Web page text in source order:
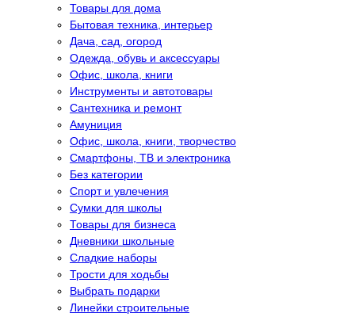
Товары для дома
Бытовая техника, интерьер
Дача, сад, огород
Одежда, обувь и аксессуары
Офис, школа, книги
Инструменты и автотовары
Сантехника и ремонт
Амуниция
Офис, школа, книги, творчество
Смартфоны, ТВ и электроника
Без категории
Спорт и увлечения
Сумки для школы
Товары для бизнеса
Дневники школьные
Сладкие наборы
Трости для ходьбы
Выбрать подарки
Линейки строительные